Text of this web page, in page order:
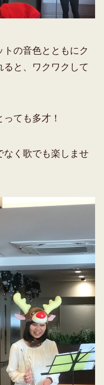
の音色とともにク
ると、ワクワクして
ても多才！
なく歌でも楽しませ